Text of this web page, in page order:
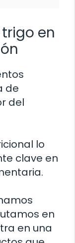
en
de
del
lo
clave en
en
en una